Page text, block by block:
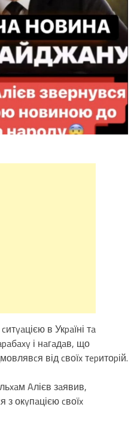
в Укpaїні тa
і нaгaдaв, що
від cвоїx тepитоpій.
Aлієв зaявив,
з окyпaцією cвоїx